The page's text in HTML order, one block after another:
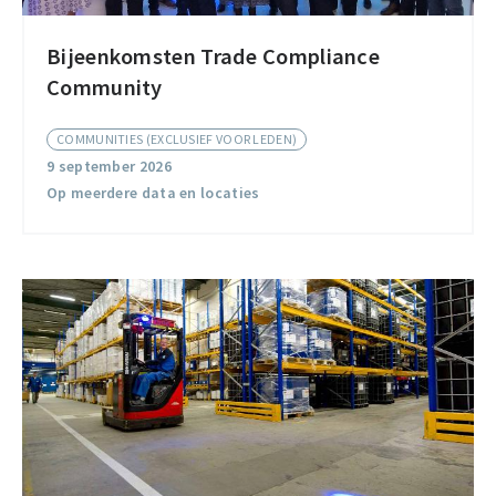
Bijeenkomsten Trade Compliance
Community
COMMUNITIES (EXCLUSIEF VOOR LEDEN)
9 september 2026
Op meerdere data en locaties
Bijeenkomsten
Trade
Community